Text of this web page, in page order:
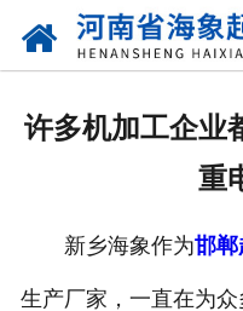
许多机加工企业
重
新乡海象作为邯郸
生产厂家，一直在为